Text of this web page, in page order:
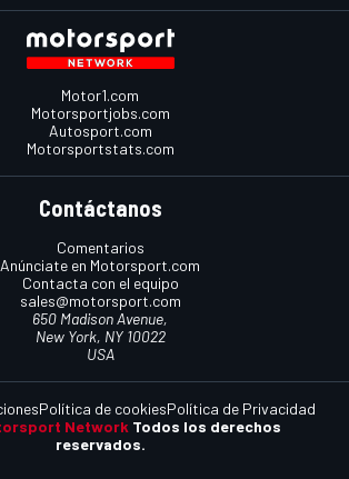
Motor1.com
Motorsportjobs.com
Autosport.com
Motorsportstats.com
Contáctanos
Comentarios
Anúnciate en Motorsport.com
Contacta con el equipo
sales@motorsport.com
650 Madison Avenue,
New York, NY 10022
USA
Network Todos los derechos
reservados.
Política de cookiesPolítica de Privacidad